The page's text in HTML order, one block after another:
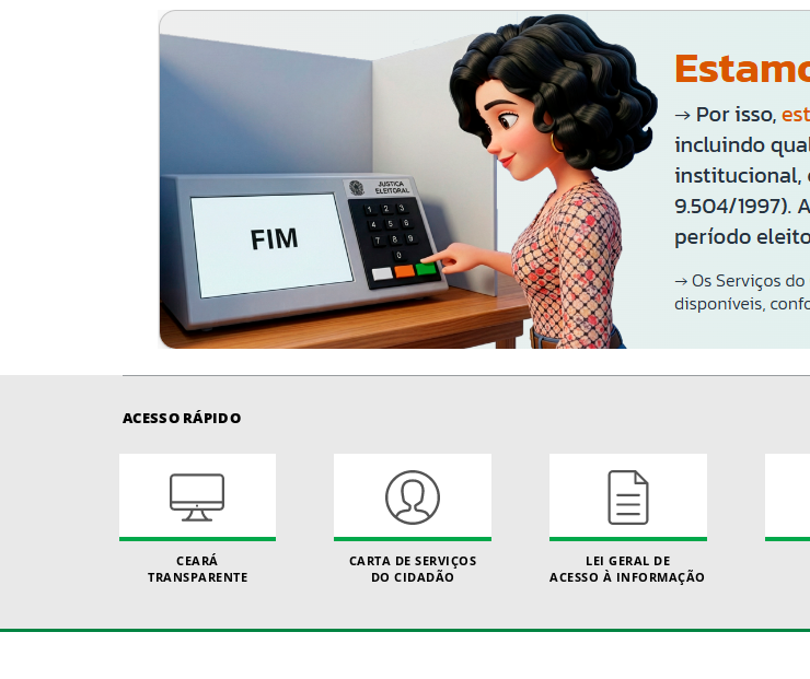
ACESSO RÁPIDO
CEARÁ
TRANSPARENTE
CARTA DE SERVIÇOS
DO CIDADÃO
LEI GERAL DE
ACESSO À INFORMAÇÃO